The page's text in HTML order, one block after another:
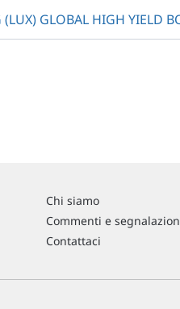
GLOBAL HIGH YIELD
Chi siamo
Commenti e
Contattaci